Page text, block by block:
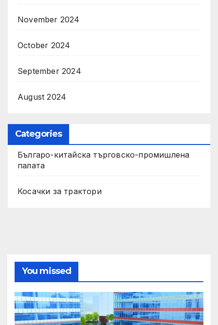
November 2024
October 2024
September 2024
August 2024
Categories
Българо-китайска търговско-промишлена
палата
Косачки за трактори
You missed